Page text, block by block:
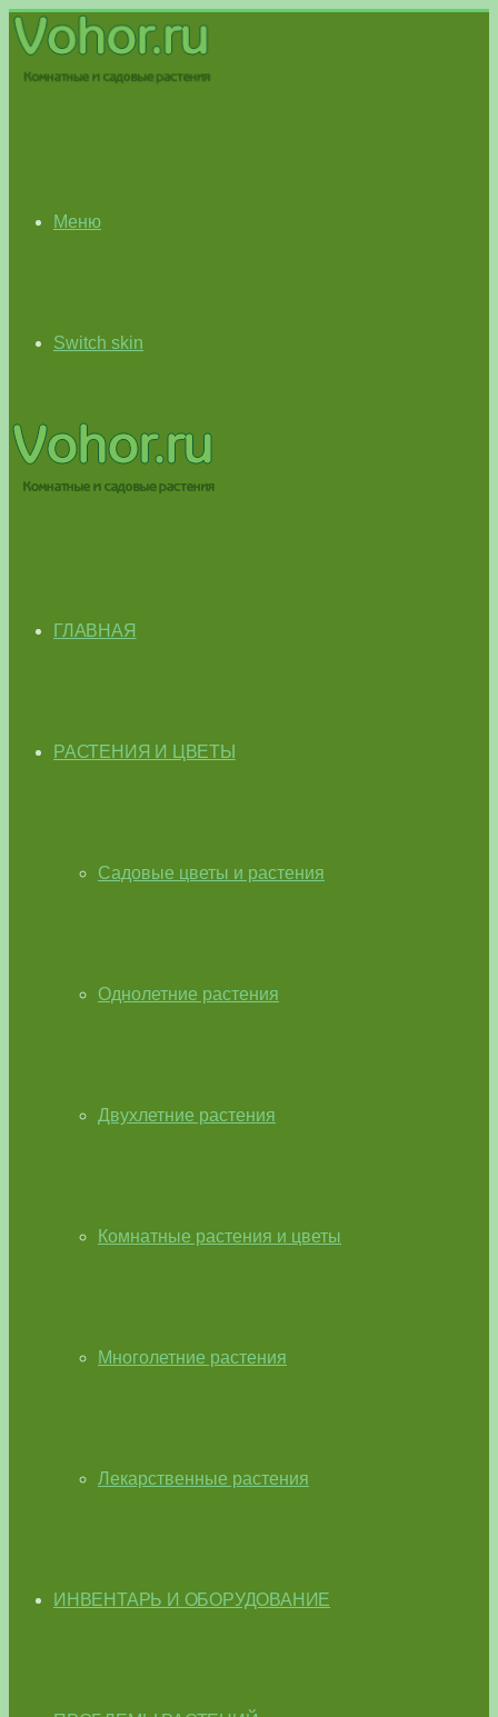
Меню
Switch skin
ГЛАВНАЯ
РАСТЕНИЯ И ЦВЕТЫ
Садовые цветы и растения
Однолетние растения
Двухлетние растения
Комнатные растения и цветы
Многолетние растения
Лекарственные растения
ИНВЕНТАРЬ И ОБОРУДОВАНИЕ